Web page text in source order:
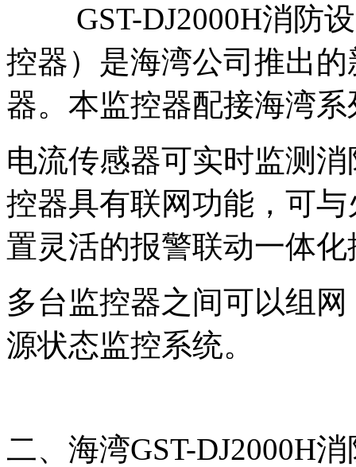
GST-DJ2000H消防设
控器）是海湾公司推出
器。本监控器配接海湾
电流传感器可实时监测
控器具有联网功能，可
置灵活的报警联动一体
多台监控器之间可以组
源状态监控系统。
二、海湾GST-DJ2000H